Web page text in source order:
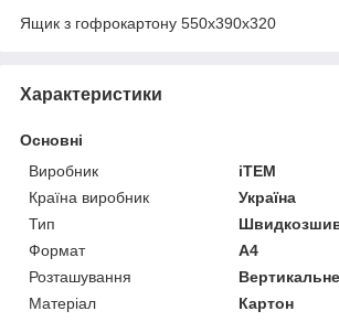
Ящик з гофрокартону 550х390х320
Характеристики
Основні
Виробник
iTEM
Країна виробник
Україна
Тип
Формат
A4
Розташування
Вертикальне
Матеріал
Картон